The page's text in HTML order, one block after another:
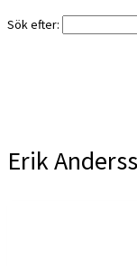
Sök efter:
Erik